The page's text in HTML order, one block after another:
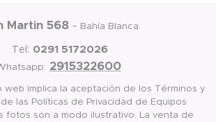
Martin 568- Bahía Blanca
Tel: 0291 5172026
2915322600
web implica la aceptación de los Términos y
las Políticas de Privacidad de Equipos
fotos son a modo ilustrativo. La venta de